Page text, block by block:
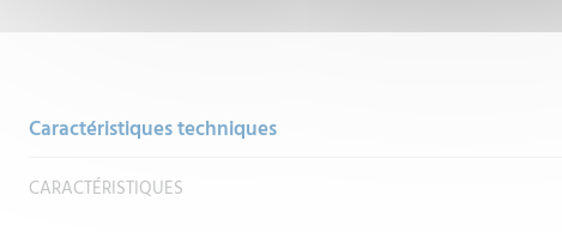
Caractéristiques techniques
CARACTÉRISTIQUES